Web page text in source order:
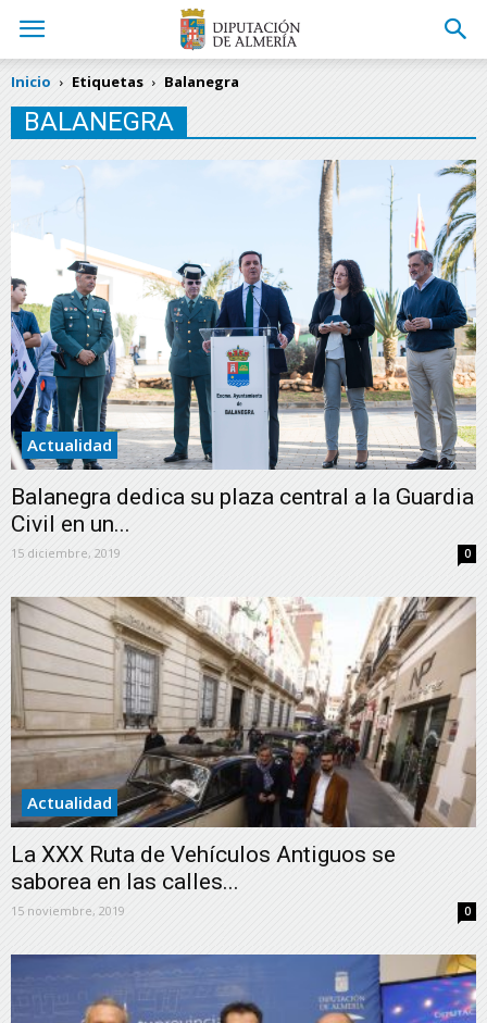
Inicio Etiquetas Balanegra
BALANEGRA
Actualidad
Balanegra dedica su plaza central a la Guardia
Civil en un...
15 diciembre, 2019 0
Actualidad
La XXX Ruta de Vehículos Antiguos se
saborea en las calles...
15 noviembre, 2019 0